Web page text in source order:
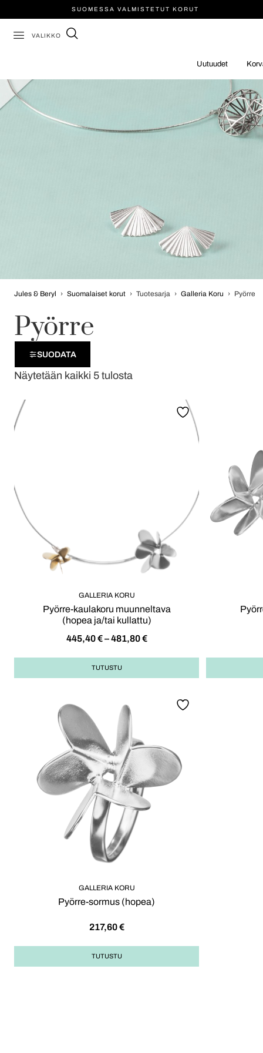
SUOMESSA VALMISTETUT KORUT
VALIKKO
Uutuudet
Jules & Beryl › Suomalaiset korut › Tuotesarja › Galleria Koru › Pyörre
Pyörre
SUODATA
Näytetään kaikki 5 tulosta
GALLERIA KORU
Pyörre-kaulakoru muunneltava
(hopea ja/tai kullattu)
445,40€ – 481,80€
TUTUSTU
GALLERIA KORU
Pyörre-sormus (hopea)
217,60€
TUTUSTU